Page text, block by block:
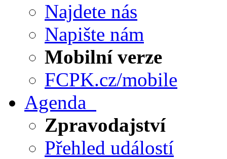
Najdete nás
Napište nám
Mobilní verze
FCPK.cz/mobile
Agenda
Zpravodajství
Přehled událostí